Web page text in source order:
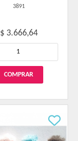
3891
$ 3.666,64